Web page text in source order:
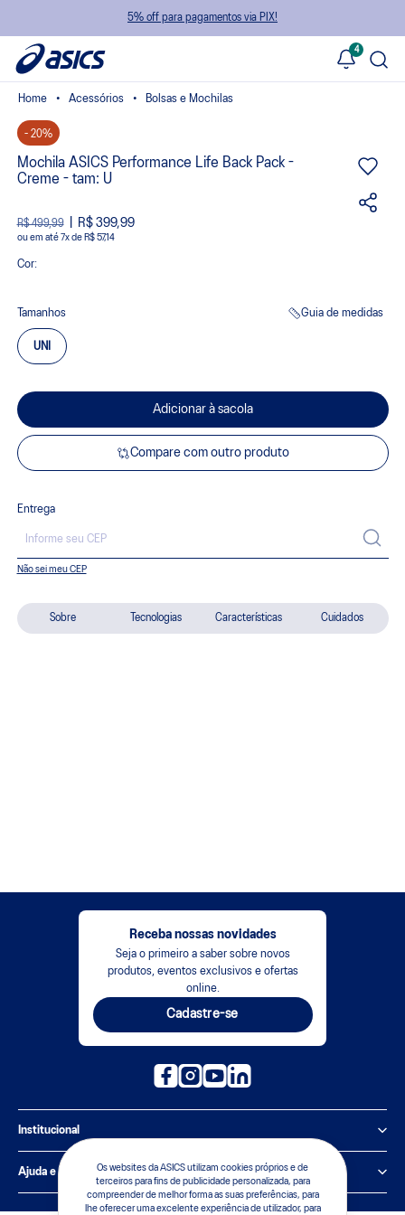
5% off para pagamentos via PIX!
4
Os websites da ASICS utilizam cookies próprios e de
terceiros para fins de publicidade personalizada, para
compreender de melhor forma as suas preferências, para
lhe oferecer uma excelente experiência de utilizador, para
Sobre Tecnologias Características Cuidados
Acessórios Bolsas e Mochilas
- 20%
Mochila ASICS Performance Life Back Pack -
Creme - tam: U
R$ 499,99 R$ 399,99
ou 7xde R$ 57,14
Cor:
Tamanhos Guia de medidas
UNI
Adicionar à sacola
Compare com outro produto
Entrega
Não sei meu CEP
Receba nossas novidades
Seja o primeiro a saber sobre novos
produtos, eventos exclusivos e ofertas
online.
Cadastre-se
Institucional
Política de Privacidade
Sobre a ASICS
Ajuda e suporte
Central de Relacionamento